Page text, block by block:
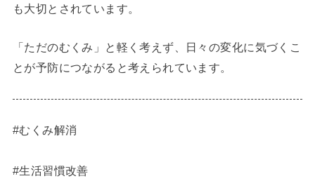
も大切とされています。
「ただのむくみ」と軽く考えず、日々の変化に気づくこ
とが予防につながると考えられています。
#むくみ解消
#生活習慣改善